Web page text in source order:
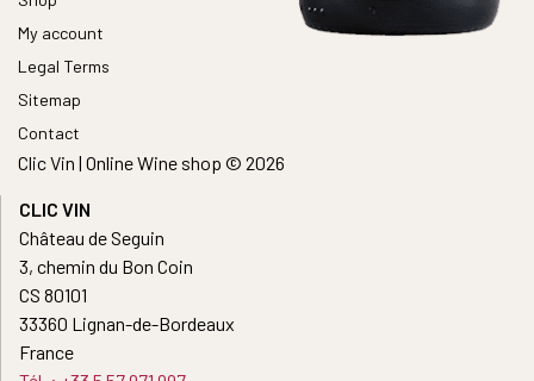
My account
Legal Terms
Sitemap
Contact
Clic Vin | Online Wine shop © 2026
CLIC VIN
Château de Seguin
3, chemin du Bon Coin
CS 80101
33360 Lignan-de-Bordeaux
France